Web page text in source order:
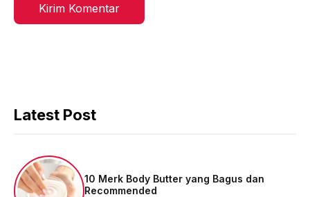
Latest Post
10 Merk Body Butter yang Bagus dan
Recommended